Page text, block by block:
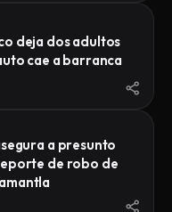
deja dos adultos
cae a barranca
a presunto
de robo de